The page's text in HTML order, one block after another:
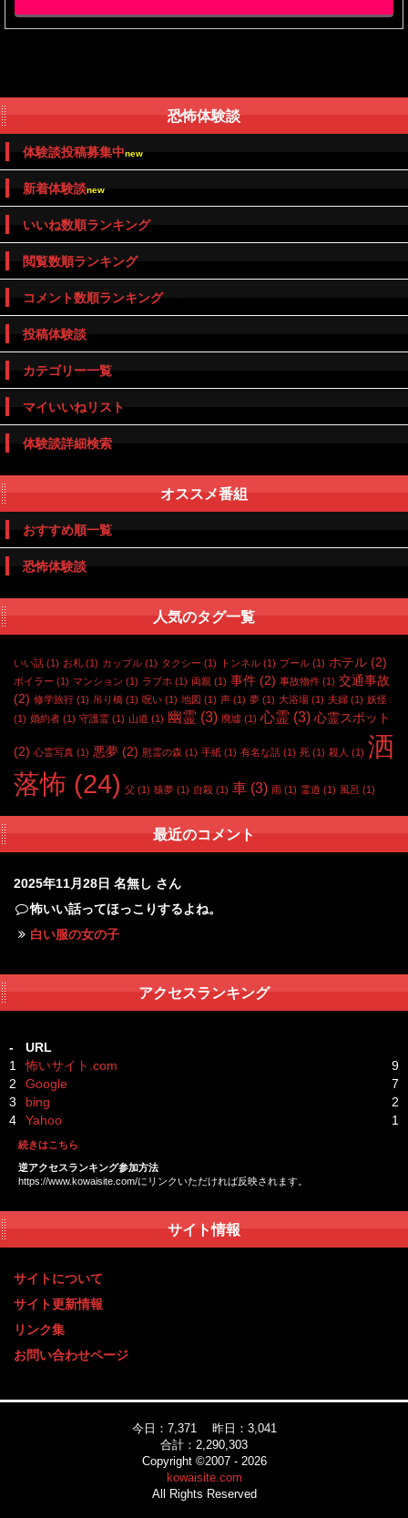
恐怖体験談
体験談投稿募集中new
新着体験談new
いいね数順ランキング
閲覧数順ランキング
コメント数順ランキング
投稿体験談
カテゴリー一覧
マイいいねリスト
体験談詳細検索
オススメ番組
おすすめ順一覧
恐怖体験談
人気のタグ一覧
いい話 (1) お札 (1) カップル (1) タクシー (1) トンネル (1) プール (1) ホテル (2)
ボイラー (1) マンション (1) ラブホ (1) 両親 (1) 事件 (2) 事故物件 (1) 交通事故
(2) 修学旅行 (1) 吊り橋 (1) 呪い (1) 地図 (1) 声 (1) 夢 (1) 大浴場 (1) 夫婦 (1) 妖怪
(1) 婚約者 (1) 守護霊 (1) 山道 (1) 幽霊 (3) 廃墟 (1) 心霊 (3) 心霊スポット
(2) 心霊写真 (1) 悪夢 (2) 慰霊の森 (1) 手紙 (1) 有名な話 (1) 死 (1) 殺人 (1) 洒
落怖 (24) 父 (1) 猿夢 (1) 自殺 (1) 車 (3) 雨 (1) 霊道 (1) 風呂 (1)
最近のコメント
2025年11月28日 名無し さん
怖いい話ってほっこりするよね。
白い服の女の子
アクセスランキング
-
URL
1
怖いサイト.com
9
2
Google
7
3
bing
2
4
Yahoo 1
続きはこちら
逆アクセスランキング参加方法
https://www.kowaisite.com/にリンクいただければ反映されます。
サイト情報
サイトについて
サイト更新情報
リンク集
お問い合わせページ
今日：7,371 昨日：3,041
合計：2,290,303
Copyright ©2007 - 2026
kowaisite.com
All Rights Reserved